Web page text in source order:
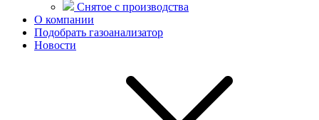
Снятое с производства
О компании
Подобрать газоанализатор
Новости